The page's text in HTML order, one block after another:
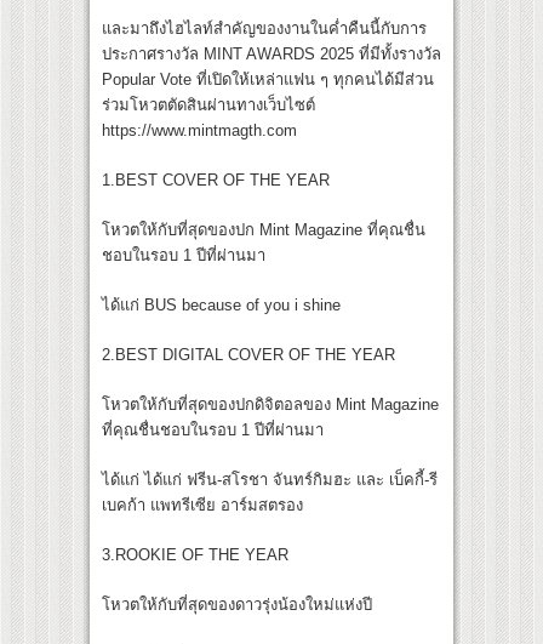
และมาถึงไฮไลท์สำคัญของงานในค่ำคืนนี้กับการ
ประกาศรางวัล MINT AWARDS 2025 ที่มีทั้งรางวัล
Popular Vote ที่เปิดให้เหล่าแฟน ๆ ทุกคนได้มีส่วน
ร่วมโหวตตัดสินผ่านทางเว็บไซต์
https://www.mintmagth.com
1.BEST COVER OF THE YEAR
โหวตให้กับที่สุดของปก Mint Magazine ที่คุณชื่น
ชอบในรอบ 1 ปีที่ผ่านมา
ได้แก่ BUS because of you i shine
2.BEST DIGITAL COVER OF THE YEAR
โหวตให้กับที่สุดของปกดิจิตอลของ Mint Magazine
ที่คุณชื่นชอบในรอบ 1 ปีที่ผ่านมา
ได้แก่ ได้แก่ ฟรีน-สโรชา จันทร์กิมฮะ และ เบ็คกี้-รี
เบคก้า แพทรีเซีย อาร์มสตรอง
3.ROOKIE OF THE YEAR
โหวตให้กับที่สุดของดาวรุ่งน้องใหม่แห่งปี